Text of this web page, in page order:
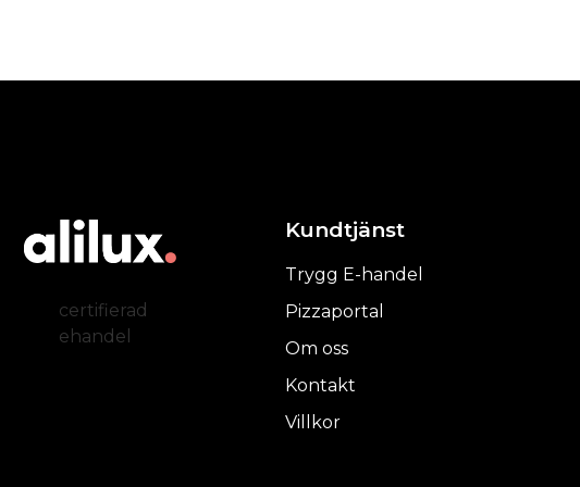
certifierad
ehandel
Kundtjänst
Trygg E-handel
Pizzaportal
Om oss
Kontakt
Villkor